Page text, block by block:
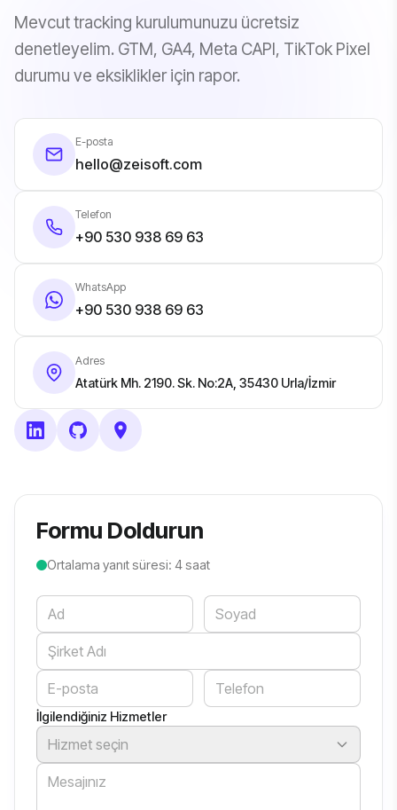
Mevcut tracking kurulumunuzu ücretsiz
denetleyelim. GTM, GA4, Meta CAPI, TikTok Pixel
durumu ve eksiklikler için rapor.
E-posta
hello@zeisoft.com
Telefon
+90 530 938 69 63
WhatsApp
+90 530 938 69 63
Adres
Atatürk Mh. 2190. Sk. No:2A, 35430 Urla/İzmir
Formu Doldurun
Ortalama yanıt süresi: 4 saat
İlgilendiğiniz Hizmetler
Hizmet seçin
Website